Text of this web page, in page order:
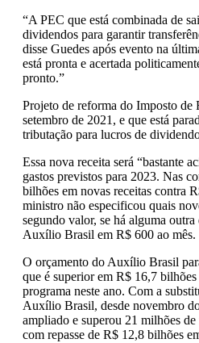
“A PEC que está combinada de
dividendos para garantir
disse Guedes após evento na
está pronta e acertada
pronto.”
Projeto de reforma do Imposto de
setembro de 2021, e que está
tributação para lucros de
Essa nova receita será “bastante
gastos previstos para 2023. Nas
bilhões em novas receitas contra
ministro não especificou quais
segundo valor, se há alguma
Auxílio Brasil em R$ 600 ao mês.
O orçamento do Auxílio Brasil
que é superior em R$ 16,7
programa neste ano. Com a
Auxílio Brasil, desde novembro
ampliado e superou 21 milhões
com repasse de R$ 12,8 bilhões